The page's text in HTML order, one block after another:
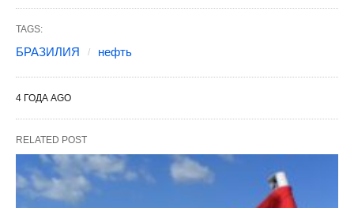
TAGS:
БРАЗИЛИЯ нефть
4 ГОДА AGO
RELATED POST